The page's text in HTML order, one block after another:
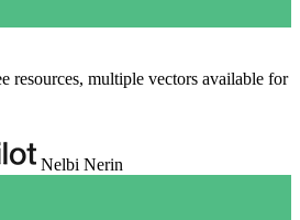
resources, multiple vectors available for
Nelbi Nerin